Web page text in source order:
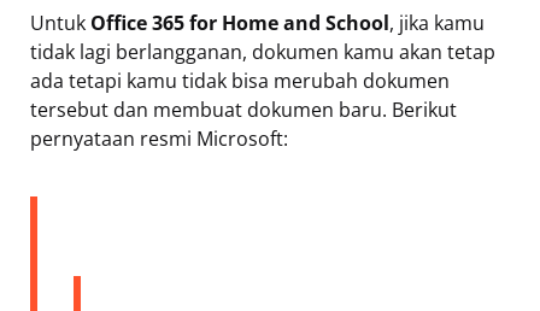
Untuk Office 365 for Home and School, jika kamu
tidak lagi berlangganan, dokumen kamu akan tetap
ada tetapi kamu tidak bisa merubah dokumen
tersebut dan membuat dokumen baru. Berikut
pernyataan resmi Microsoft: